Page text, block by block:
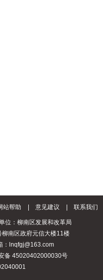
站帮助 意见建议 联系我们
位：柳南区发展和改革局
南区政府元信大楼11楼
：lnqfgj@163.com
备 45020402000030号